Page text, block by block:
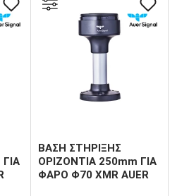
ΒΑΣΗ ΣΤΗΡΙΞΗΣ
ΟΡΙΖΟΝΤΙΑ 250mm ΓΙΑ
ΦΑΡΟ Φ70 XMR AUER